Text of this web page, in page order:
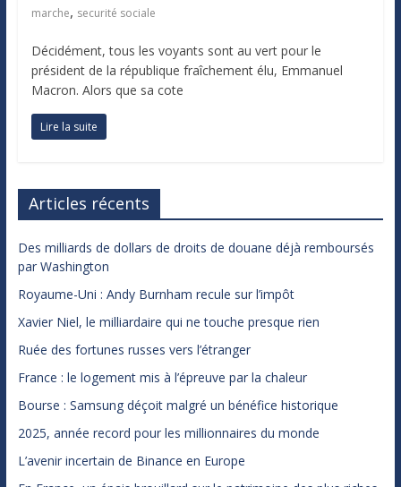
marche, securité sociale
Décidément, tous les voyants sont au vert pour le
président de la république fraîchement élu, Emmanuel
Macron. Alors que sa cote
Lire la suite
Articles récents
Des milliards de dollars de droits de douane déjà remboursés
par Washington
Royaume-Uni : Andy Burnham recule sur l’impôt
Xavier Niel, le milliardaire qui ne touche presque rien
Ruée des fortunes russes vers l’étranger
France : le logement mis à l’épreuve par la chaleur
Bourse : Samsung déçoit malgré un bénéfice historique
2025, année record pour les millionnaires du monde
L’avenir incertain de Binance en Europe